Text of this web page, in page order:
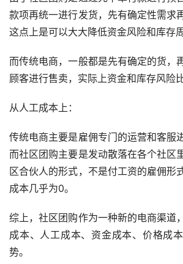
款项再统一进行发货，先有确定性需求
这点上是可以大大降低资金风险和库存
而传统电商，一般都是先有确定的货，
顾客进行售卖，实际上资金和库存风险比
从人工成本上：
传统电商主要是雇佣专门的运营和客服
而社区团购主要是发动散落在各个社区
区合伙人的形式，不是付工资的雇佣形
成本几乎为0。
综上，社区团购作为一种新的电商渠道
成本、人工成本、资金成本、价格成
势。